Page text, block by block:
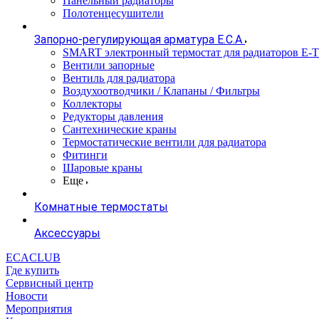
Полотенцесушители
Запорно-регулирующая арматура E.C.A
SMART электронный термостат для радиаторов E-
Вентили запорные
Вентиль для радиатора
Воздухоотводчики / Клапаны / Фильтры
Коллекторы
Редукторы давления
Сантехнические краны
Термостатические вентили для радиатора
Фитинги
Шаровые краны
Еще
Комнатные термостаты
Аксессуары
ECACLUB
Где купить
Сервисный центр
Новости
Мероприятия